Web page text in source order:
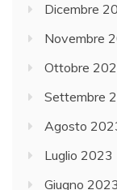
Dicembre
Novembre
Ottobre
Settembre
Agosto
Luglio 2023
Giugno 2023